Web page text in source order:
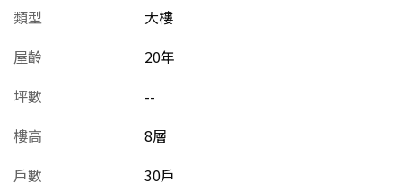
類型
大樓
屋齡
20年
坪數
--
樓高
8層
戶數
30戶